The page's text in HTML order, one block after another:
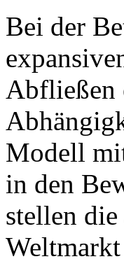
Bei der
Abfließen
Modell
in den
stellen